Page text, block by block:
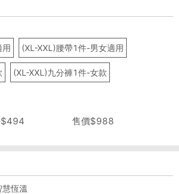
(XL-XXL)腰帶1件-男女適用
(XL-XXL)九分褲1件-女款
$494 售價$988
恆溫